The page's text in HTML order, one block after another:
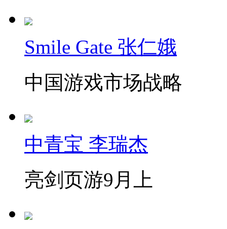
Smile Gate 张仁娥
中国游戏市场战略
中青宝 李瑞杰
亮剑页游9月上